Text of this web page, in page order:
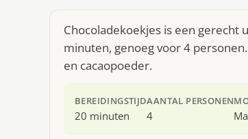
Chocoladekoekjes is een gerecht
minuten, genoeg voor 4
en cacaopoeder.
BEREIDINGSTIJD
20 minuten
AANTAL PERSONEN
4